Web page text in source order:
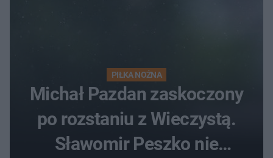
PIŁKA NOŻNA
Michał Pazdan zaskoczony
po rozstaniu z Wieczystą.
Sławomir Peszko nie